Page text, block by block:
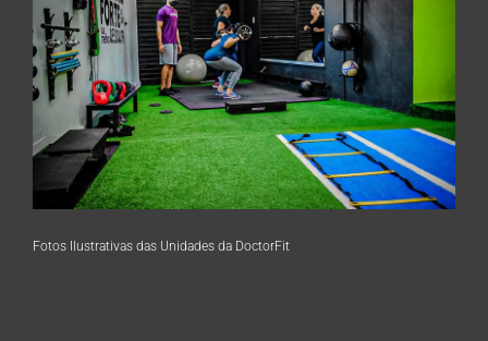
Fotos Ilustrativas das Unidades da DoctorFit